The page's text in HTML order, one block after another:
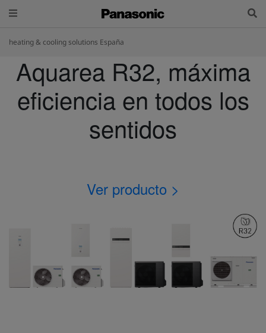
heating & cooling solutions España
Aquarea R32, máxima
eficiencia en todos los
sentidos
Ver producto >